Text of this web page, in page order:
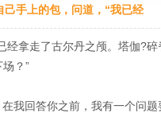
手上的包，问道，“我已经
经拿走了古尔丹之颅。塔伽?
？”
我回答你之前，我有一个问题